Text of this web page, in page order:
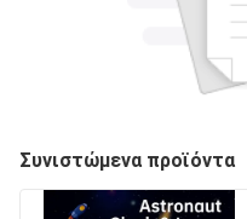
Συνιστώμενα προϊόντα